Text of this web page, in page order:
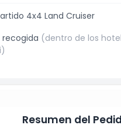
árabe.
con una cena buffet de
vegetarianas y no
con agua ilimitada, té, café y
entretenimiento en vivo que
inolvidables en esta
de Dubái!
4x4 Land Cruiser
recogida (dentro de los
Resumen del